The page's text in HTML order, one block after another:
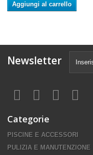
Aggiungi al carrello
Newsletter
Categorie
PISCINE E ACCESSORI
PULIZIA E MANUTENZIONE